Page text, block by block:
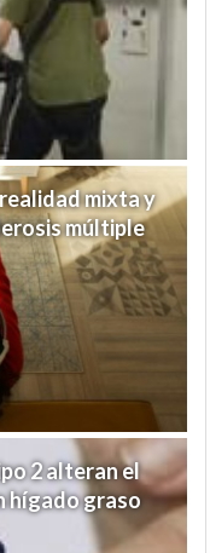
mixta y
múltiple
2 alteran el
hígado graso